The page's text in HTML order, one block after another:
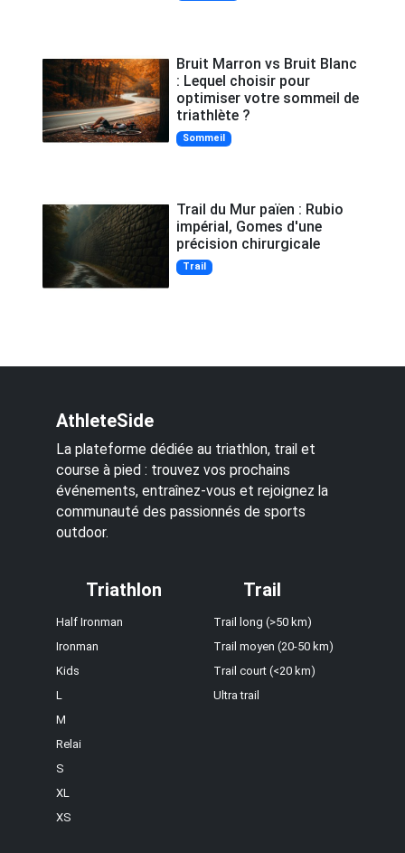
Bruit Marron vs Bruit Blanc
: Lequel choisir pour
optimiser votre sommeil de
triathlète ?
Sommeil
Trail du Mur païen : Rubio
impérial, Gomes d'une
précision chirurgicale
Trail
AthleteSide
La plateforme dédiée au triathlon, trail et
course à pied : trouvez vos prochains
événements, entraînez-vous et rejoignez la
communauté des passionnés de sports
outdoor.
Triathlon
Half Ironman
Ironman
Kids
L
M
Relai
S
XL
XS
Trail
Trail long (>50 km)
Trail moyen (20-50 km)
Trail court (<20 km)
Ultra trail